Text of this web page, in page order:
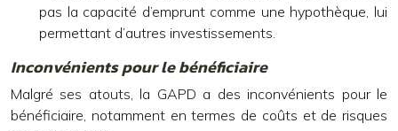
pas la capacité d’emprunt comme une hypothèque, lui
permettant d’autres investissements.
Inconvénients pour le bénéficiaire
Malgré ses atouts, la GAPD a des inconvénients pour le
bénéficiaire, notamment en termes de coûts et de risques